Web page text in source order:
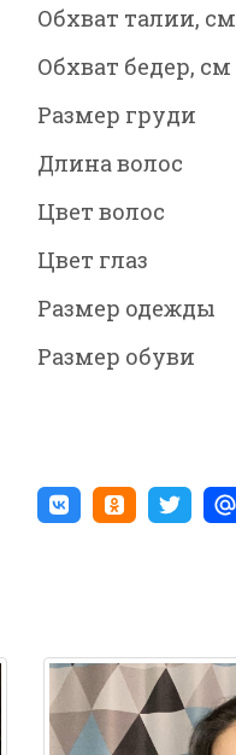
Обхват талии, см
Обхват бедер, см
Размер груди
Длина волос
Цвет волос
Цвет глаз
Размер одежды
Размер обуви